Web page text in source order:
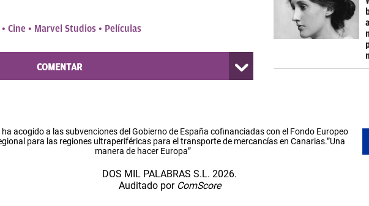
Cine Marvel Studios Películas
COMENTAR
ha acogido a las subvenciones del Gobierno de España cofinanciadas con el Fondo Europeo
para las regiones ultraperiféricas para el transporte de mercancías en Canarias.”Una
manera de hacer Europa”
DOS MIL PALABRAS S.L. 2026.
Auditado por ComScore